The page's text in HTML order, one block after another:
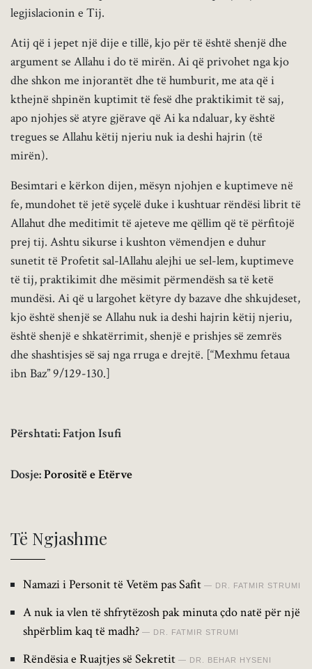
legjislacionin e Tij.
Atij që i jepet një dije e tillë, kjo për të është shenjë dhe
argument se Allahu i do të mirën. Ai që privohet nga kjo
dhe shkon me injorantët dhe të humburit, me ata që i
kthejnë shpinën kuptimit të fesë dhe praktikimit të saj,
apo njohjes së atyre gjërave që Ai ka ndaluar, ky është
tregues se Allahu këtij njeriu nuk ia deshi hajrin (të
mirën).
Besimtari e kërkon dijen, mësyn njohjen e kuptimeve në
fe, mundohet të jetë syçelë duke i kushtuar rëndësi librit të
Allahut dhe meditimit të ajeteve me qëllim që të përfitojë
prej tij. Ashtu sikurse i kushton vëmendjen e duhur
sunetit të Profetit sal-lAllahu alejhi ue sel-lem, kuptimeve
të tij, praktikimit dhe mësimit përmendësh sa të ketë
mundësi. Ai që u largohet këtyre dy bazave dhe shkujdeset,
kjo është shenjë se Allahu nuk ia deshi hajrin këtij njeriu,
është shenjë e shkatërrimit, shenjë e prishjes së zemrës
dhe shashtisjes së saj nga rruga e drejtë. [“Mexhmu fetaua
ibn Baz” 9/129-130.]
Përshtati: Fatjon Isufi
Dosje:Porositë e Etërve
Të Ngjashme
Namazi i Personit të Vetëm pas Safit DR. FATMIR STRUMI
A nuk ia vlen të shfrytëzosh pak minuta çdo natë për një
shpërblim kaq të madh?
DR. FATMIR STRUMI
Rëndësia e Ruajtjes së Sekretit DR. BEHAR HYSENI